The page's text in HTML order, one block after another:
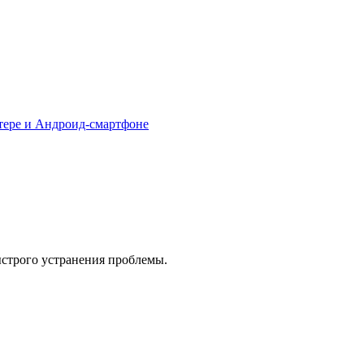
и Андроид-смартфоне
устранения проблемы.